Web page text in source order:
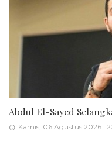
Abdul El-Sayed
Kamis, 06 Agustus 2026 |